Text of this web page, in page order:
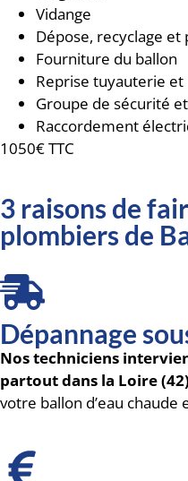
Vidange
Dépose, recyclage et
Fourniture du ballon
Reprise tuyauterie et
Groupe de sécurité
Raccordement
1050€ TTC
3 raisons de
plombiers de
Dépannage
Nos techniciens
partout dans la Loire (42)
votre ballon d’eau